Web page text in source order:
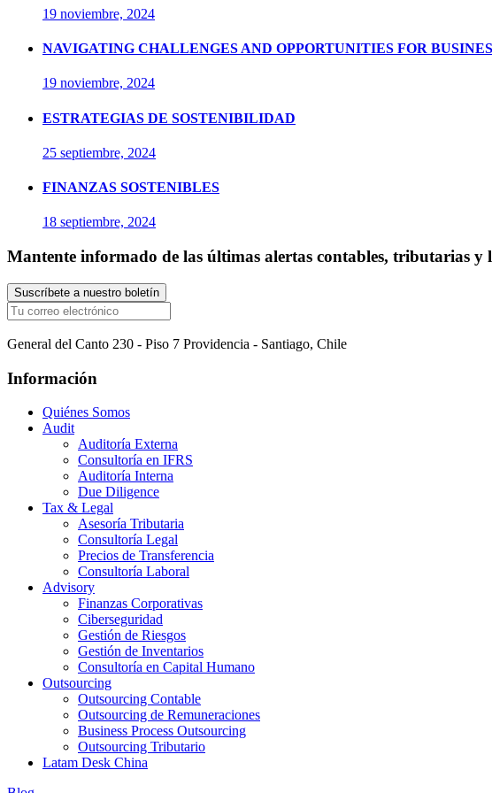
19 noviembre, 2024
NAVIGATING CHALLENGES AND OPPORTUNITIES FOR
19 noviembre, 2024
ESTRATEGIAS DE SOSTENIBILIDAD
25 septiembre, 2024
FINANZAS SOSTENIBLES
18 septiembre, 2024
Mantente informado de las últimas alertas contables, tributarias y
General del Canto 230 - Piso 7 Providencia - Santiago, Chile
Información
Quiénes Somos
Audit
Auditoría Externa
Consultoría en IFRS
Auditoría Interna
Due Diligence
Tax & Legal
Asesoría Tributaria
Consultoría Legal
Precios de Transferencia
Consultoría Laboral
Advisory
Finanzas Corporativas
Ciberseguridad
Gestión de Riesgos
Gestión de Inventarios
Consultoría en Capital Humano
Outsourcing
Outsourcing Contable
Outsourcing de Remuneraciones
Business Process Outsourcing
Outsourcing Tributario
Latam Desk China